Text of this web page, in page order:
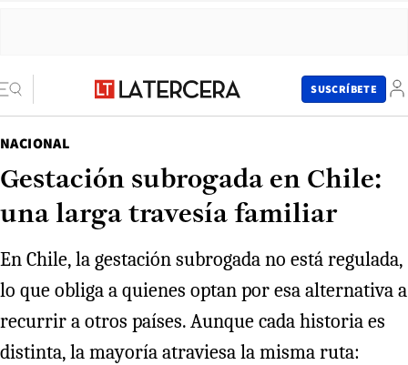
SUSCRÍBETE
NACIONAL
Gestación subrogada en Chile:
una larga travesía familiar
En Chile, la gestación subrogada no está regulada,
lo que obliga a quienes optan por esa alternativa a
recurrir a otros países. Aunque cada historia es
distinta, la mayoría atraviesa la misma ruta: